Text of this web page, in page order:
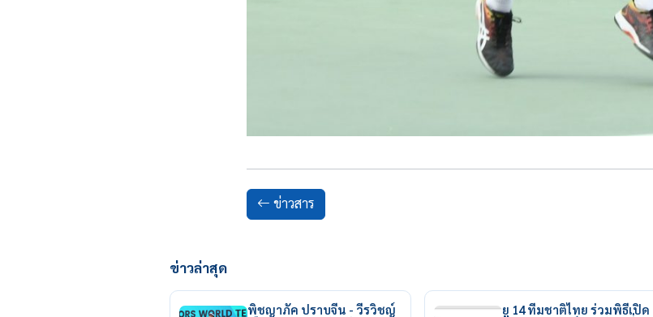
ข่าวสาร
ข่าวล่าสุด
พิชญาภัค ปราบจีน - วีรวิชญ์
ยู 14 ทีมชาติไทย ร่วมพิธีเปิด